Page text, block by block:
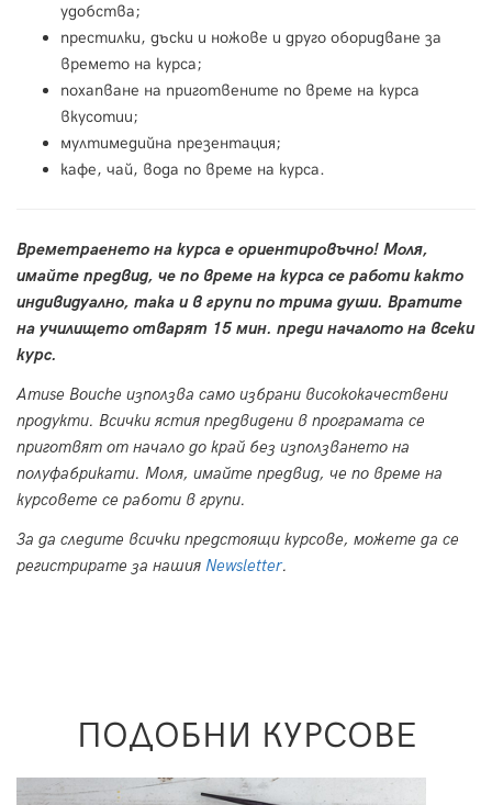
удобства;
престилки, дъски и ножове и друго оборидване за
времето на курса;
похапване на приготвените по време на курса
вкусотии;
мултимедийна презентация;
кафе, чай, вода по време на курса.
Времетраенето на курса е ориентировъчно! Моля,
имайте предвид, че по време на курса се работи както
индивидуално, така и в групи по трима души. Вратите
на училището отварят 15 мин. преди началото на всеки
курс.
Amuse Bouche използва само избрани висококачествени
продукти. Всички ястия предвидени в програмата се
приготвят от начало до край без използването на
полуфабрикати. Моля, имайте предвид, че по време на
курсовете се работи в групи.
За да следите всички предстоящи курсове, можете да се
регистрирате за нашия Newsletter.
ПОДОБНИ КУРСОВЕ